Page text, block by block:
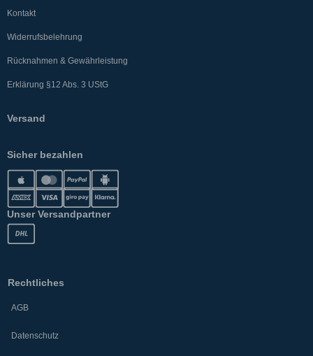
Kontakt
Widerrufsbelehrung
Rücknahmen & Gewährleistung
Erklärung §12 Abs. 3 UStG
Versand
Sicher bezahlen
Unser Versandpartner
Rechtliches
AGB
Datenschutz